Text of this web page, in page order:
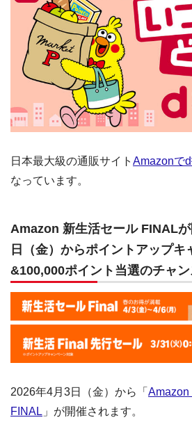
日本最大級の通販サイト Amazonで
なっています。
Amazon 新生活セール FINAL
日（金）からポイントアップキ
&100,000ポイント当選のチャン
2026年4月3日（金）から「 Amazon
FINAL 」が開催されます。